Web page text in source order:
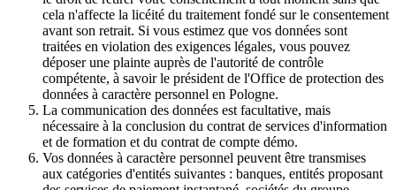
cela n'affecte la licéité du traitement fondé sur le consentement
avant son retrait. Si vous estimez que vos données sont
traitées en violation des exigences légales, vous pouvez
déposer une plainte auprès de l'autorité de contrôle
compétente, à savoir le président de l'Office de protection des
données à caractère personnel en Pologne.
La communication des données est facultative, mais
nécessaire à la conclusion du contrat de services d'information
et de formation et du contrat de compte démo.
Vos données à caractère personnel peuvent être transmises
aux catégories d'entités suivantes : banques, entités proposant